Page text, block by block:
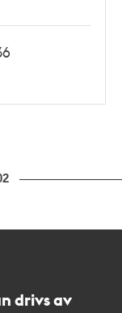
drivs av